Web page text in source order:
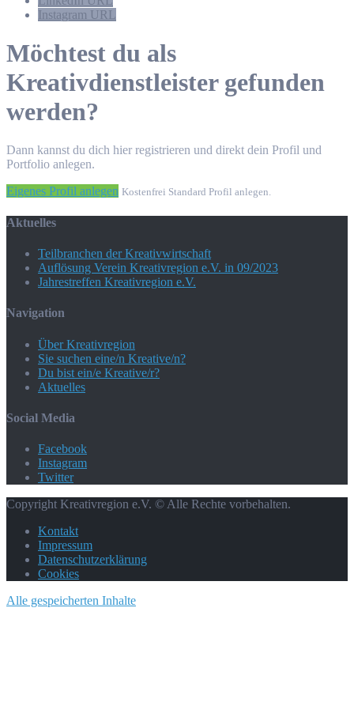
Instagram URL
Möchtest du als
Kreativdienstleister gefunden
werden?
Dann kannst du dich hier registrieren und direkt dein Profil und
Portfolio anlegen.
Eigenes Profil anlegen Kostenfrei Standard Profil anlegen.
Aktuelles
Teilbranchen der Kreativwirtschaft
Auflösung Verein Kreativregion e.V. in 09/2023
Jahrestreffen Kreativregion e.V.
Navigation
Über Kreativregion
Sie suchen eine/n Kreative/n?
Du bist ein/e Kreative/r?
Aktuelles
Social Media
Facebook
Instagram
Twitter
Copyright Kreativregion e.V. © Alle Rechte vorbehalten.
Kontakt
Impressum
Datenschutzerklärung
Cookies
Alle gespeicherten Inhalte